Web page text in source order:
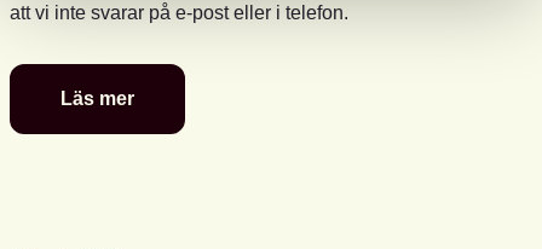
att vi inte svarar på e-post eller i telefon.
Läs mer
Glad
sommar